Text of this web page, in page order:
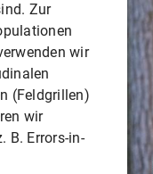
Zur
wir
(Feldgrillen)
wir
B. Errors-in-